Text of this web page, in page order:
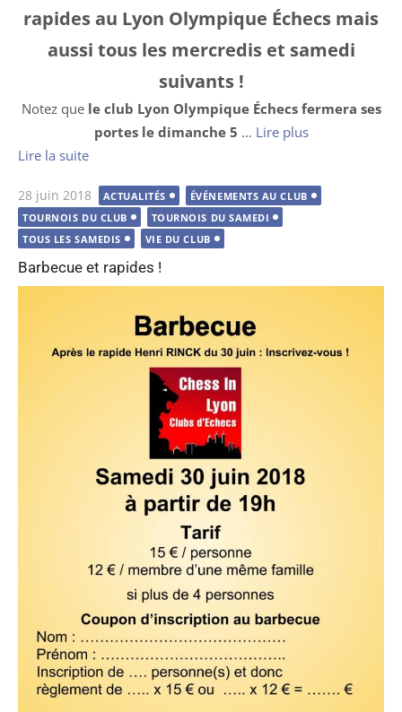
rapides au Lyon Olympique Échecs mais
aussi tous les mercredis et samedi
suivants !
Notez que le club Lyon Olympique Échecs fermera ses
portes le dimanche 5 … Lire plus
Lire la suite
Publié
le
28 juin 2018 ACTUALITÉS
ÉVÉNEMENTS AU CLUB
TOURNOIS DU CLUB
TOURNOIS DU SAMEDI
TOUS LES SAMEDIS
VIE DU CLUB
Barbecue et rapides !